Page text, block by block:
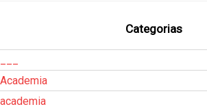
Categorias
Academia
academia